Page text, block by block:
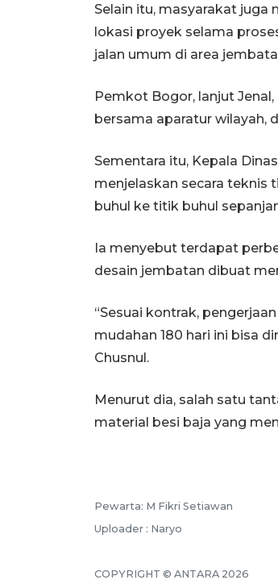
Selain itu, masyarakat
lokasi proyek selama
jalan umum di area
Pemkot Bogor, lanjut
bersama aparatur wilayah,
Sementara itu, Kepala
menjelaskan secara teknis
buhul ke titik buhul
Ia menyebut terdapat
desain jembatan dibuat
“Sesuai kontrak,
mudahan 180 hari ini bisa
Chusnul.
Menurut dia, salah satu
material besi baja yang
Pewarta: M Fikri Setiawan
Uploader : Naryo
COPYRIGHT © ANTARA 2026